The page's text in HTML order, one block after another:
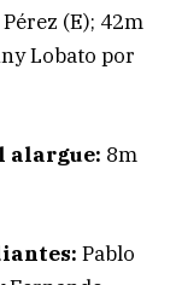
(E); 42m
Lobato por
alargue: 8m
Pablo